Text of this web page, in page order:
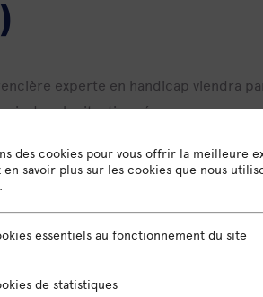
experte en handicap viendra
dans la situation vécue.
qu’elle soit elle se retrouve elle-
et non une condition. Partageons
plus juste les personnes en
des cookies pour vous offrir la meilleure
en savoir plus sur les cookies que nous
au fonctionnement du site
essentiels au fonctionnement du site
statistiques
de statistiques